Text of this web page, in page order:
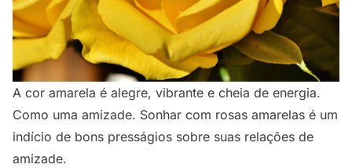
A cor amarela é alegre, vibrante e cheia de energia.
Como uma amizade. Sonhar com rosas amarelas é um
indício de bons presságios sobre suas relações de
amizade.